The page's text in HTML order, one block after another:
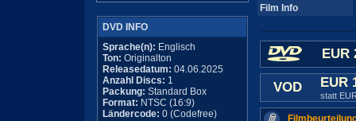
DVD INFO
Sprache(n): Englisch
Ton: Originalton
Releasedatum: 04.06.2025
Anzahl Discs: 1
Packung: Standard Box
Format: NTSC (16:9)
Ländercode: 0 (Codefree)
Film Info
EUR
VOD EUR
statt